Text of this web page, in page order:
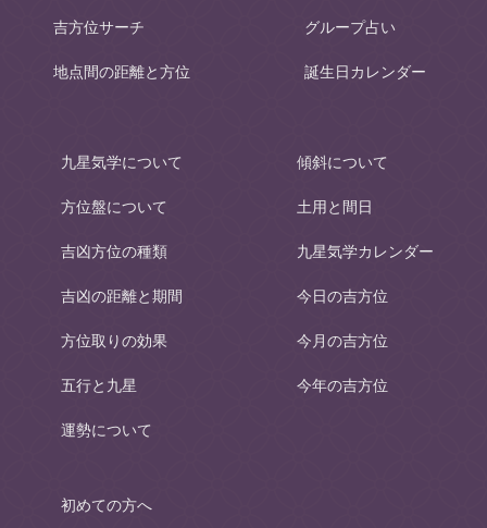
吉方位サーチ
地点間の距離と方位
グループ占い
誕生日カレンダー
九星気学について
方位盤について
吉凶方位の種類
吉凶の距離と期間
方位取りの効果
五行と九星
運勢について
傾斜について
土用と間日
九星気学カレンダー
今日の吉方位
今月の吉方位
今年の吉方位
初めての方へ